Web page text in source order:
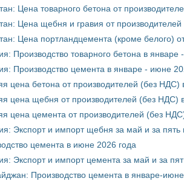
Цена товарного бетона от
Цена щебня и гравия от
Цена портландцемента (кроме белого)
Производство товарного бетона в январе
Производство цемента в январе - июне
цена бетона от производителей (без НДС)
цена щебня от производителей (без НДС)
цена цемента от производителей (без
Экспорт и импорт щебня за май и за
цемента в июне 2026 года
Экспорт и импорт цемента за май и за
Производство цемента в январе-